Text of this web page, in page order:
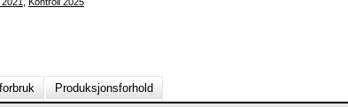
Produksjonsforhold